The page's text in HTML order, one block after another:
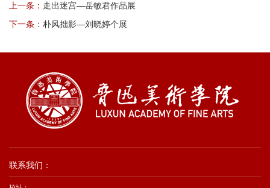
上一条： 走出迷宫—岳敏君作品展
下一条： 朴风拙影—刘晓婷个展
联系我们：